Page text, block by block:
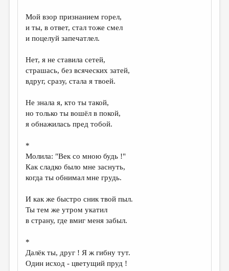
Мой взор признанием горел,
и ты, в ответ, стал тоже смел
и поцелуй запечатлел.
Нет, я не ставила сетей,
страшась, без всяческих затей,
вдруг, сразу, стала я твоей.
Не знала я, кто ты такой,
но только ты вошёл в покой,
я обнажилась пред тобой.
*
Молила: "Век со мною будь !"
Как сладко было мне заснуть,
когда ты обнимал мне грудь.
И как же быстро сник твой пыл.
Ты тем же утром укатил
в страну, где вмиг меня забыл.
*
Далёк ты, друг ! Я ж гибну тут.
Один исход - цветущий пруд !